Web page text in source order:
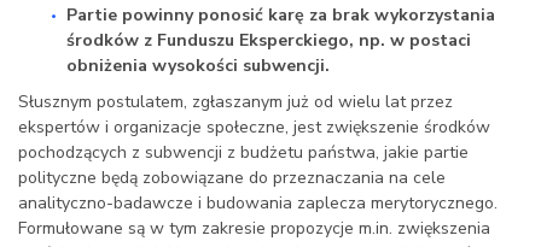
Partie powinny ponosić karę za brak wykorzystania
środków z Funduszu Eksperckiego, np. w postaci
obniżenia wysokości subwencji.
Słusznym postulatem, zgłaszanym już od wielu lat przez
ekspertów i organizacje społeczne, jest zwiększenie środków
pochodzących z subwencji z budżetu państwa, jakie partie
polityczne będą zobowiązane do przeznaczania na cele
analityczno-badawcze i budowania zaplecza merytorycznego.
Formułowane są w tym zakresie propozycje m.in. zwiększenia